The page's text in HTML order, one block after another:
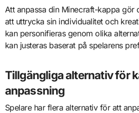
Att anpassa din Minecraft-kappa gör
att uttrycka sin individualitet och
kan personifieras genom olika
kan justeras baserat på spelarens
Tillgängliga alternativ för
anpassning
Spelare har flera alternativ för att